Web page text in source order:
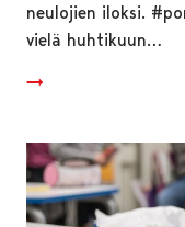
neulojien iloksi.
vielä huhtikuun…